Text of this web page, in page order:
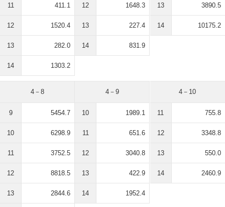
11 411.1
12 1520.4
13 282.0
14 1303.2
12 1648.3
13 227.4
14 831.9
13 3890.5
14 10175.2
4－8
9 5454.7
10 6298.9
11 3752.5
12 8818.5
13 2844.6
4－9
10 1989.1
11 651.6
12 3040.8
13 422.9
14 1952.4
4－10
11 755.8
12 3348.8
13 550.0
14 2460.9